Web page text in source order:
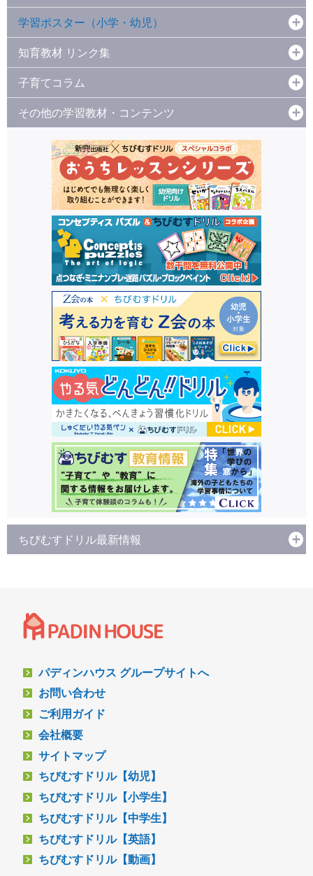
学習ポスター（小学・幼児）
知育教材 リンク集
子育てコラム
その他の学習教材・コンテンツ
ちびむすドリル最新情報
パディンハウス グループサイトへ
お問い合わせ
ご利用ガイド
会社概要
サイトマップ
ちびむすドリル【幼児】
ちびむすドリル【小学生】
ちびむすドリル【中学生】
ちびむすドリル【英語】
ちびむすドリル【動画】